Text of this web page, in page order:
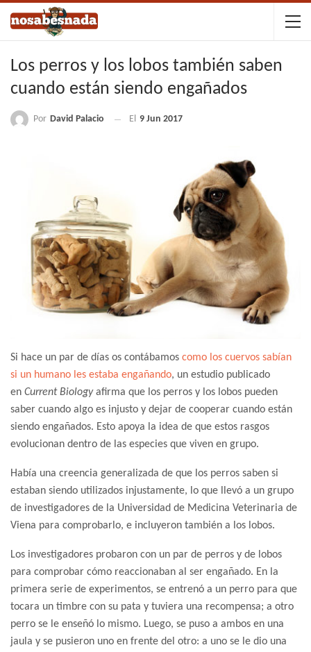
Los perros y los lobos también saben
cuando están siendo engañados
Por David Palacio El 9 Jun 2017
Si hace un par de días os contábamos como los cuervos sabían
si un humano les estaba engañando, un estudio publicado
en Current Biologyafirma que los perros y los lobos pueden
saber cuando algo es injusto y dejar de cooperar cuando están
siendo engañados. Esto apoya la idea de que estos rasgos
evolucionan dentro de las especies que viven en grupo.
Había una creencia generalizada de que los perros saben si
estaban siendo utilizados injustamente, lo que llevó a un grupo
de investigadores de la Universidad de Medicina Veterinaria de
Viena para comprobarlo, e incluyeron también a los lobos.
Los investigadores probaron con un par de perros y de lobos
para comprobar cómo reaccionaban al ser engañado. En la
primera serie de experimentos, se entrenó a un perro para que
tocara un timbre con su pata y tuviera una recompensa; a otro
perro se le enseñó lo mismo. Luego, se puso a ambos en una
jaula y se pusieron uno en frente del otro: a uno se le dio una